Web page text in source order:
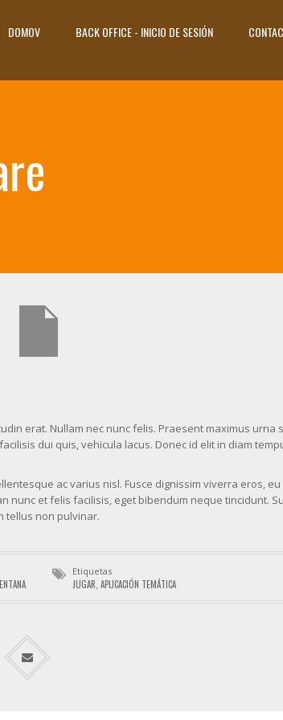
DOMOV BACK OFFICE - INICIO DE SESIÓN
erat. Nullam nec nunc felis. Praesent maximus urna
dui quis, vehicula lacus. Donec id elit in diam
ac varius nisl. Fusce dignissim viverra eros,
nunc et felis facilisis, eget bibendum neque tincidunt.
tellus non pulvinar.
Etiquetas
JUGAR APLICACIÓN TEMÁTICA